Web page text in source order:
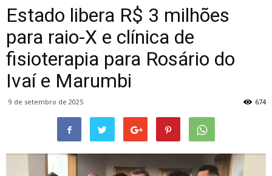
Estado libera R$ 3 milhões
para raio-X e clínica de
fisioterapia para Rosário do
Ivaí e Marumbi
9 de setembro de 2025 674